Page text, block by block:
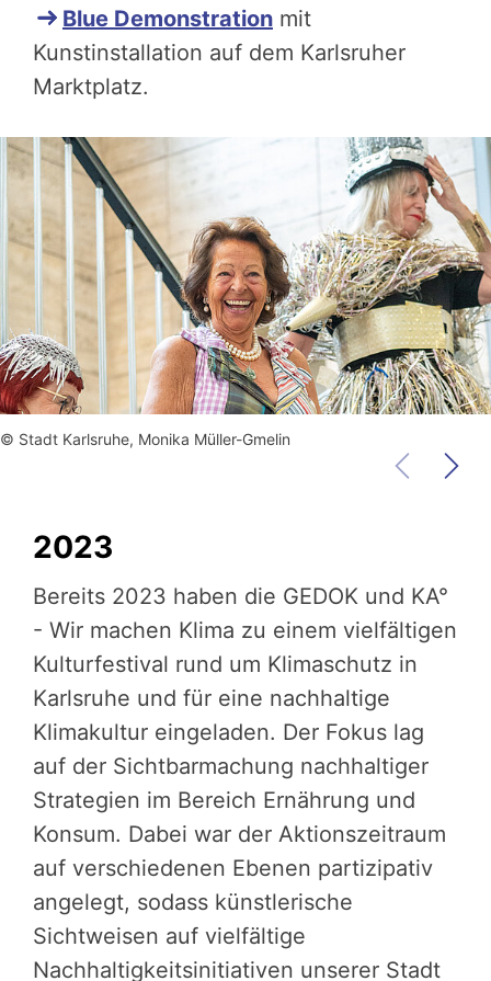
Blue Demonstration mit
Kunstinstallation auf dem Karlsruher
Marktplatz.
© Stadt Karlsruhe, Monika Müller-Gmelin
2023
Bereits 2023 haben die GEDOK und KA°
- Wir machen Klima zu einem vielfältigen
Kulturfestival rund um Klimaschutz in
Karlsruhe und für eine nachhaltige
Klimakultur eingeladen. Der Fokus lag
auf der Sichtbarmachung nachhaltiger
Strategien im Bereich Ernährung und
Konsum. Dabei war der Aktionszeitraum
auf verschiedenen Ebenen partizipativ
angelegt, sodass künstlerische
Sichtweisen auf vielfältige
Nachhaltigkeitsinitiativen unserer Stadt